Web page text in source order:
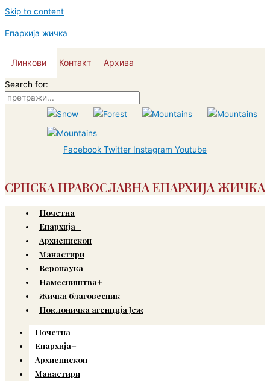
Skip to content
Епархија жичка
Линкови Контакт Архива
Search for:
Facebook Twitter Instagram Youtube
СРПСКА ПРАВОСЛАВНА ЕПАРХИЈА ЖИЧКА
Почетна
Епархија+
Архиепископ
Манастири
Веронаука
Намесништва+
Жички благовесник
Поклоничка агенција Јеж
Почетна
Епархија+
Архиепископ
Манастири